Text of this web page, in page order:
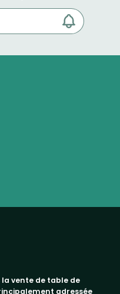
vente de table de
adressée